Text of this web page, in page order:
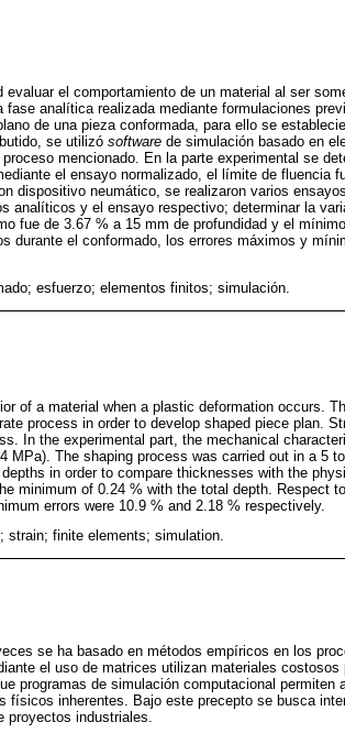
evaluar el comportamiento de un material al ser
analítica realizada mediante formulaciones
de una pieza conformada, para ello se
se utilizó software de simulación basado en
mencionado. En la parte experimental se
el ensayo normalizado, el límite de fluencia
dispositivo neumático, se realizaron varios
analíticos y el ensayo respectivo; determinar la
fue de 3.67 % a 15 mm de profundidad y el
durante el conformado, los errores máximos y
esfuerzo; elementos finitos; simulación.
of a material when a plastic deformation occurs.
process in order to develop shaped piece plan.
In the experimental part, the mechanical
MPa). The shaping process was carried out in a 5
in order to compare thicknesses with the
minimum of 0.24 % with the total depth. Respect
errors were 10.9 % and 2.18 % respectively.
strain; finite elements; simulation.
se ha basado en métodos empíricos en los
el uso de matrices utilizan materiales
programas de simulación computacional permiten
físicos inherentes. Bajo este precepto se busca
proyectos industriales.